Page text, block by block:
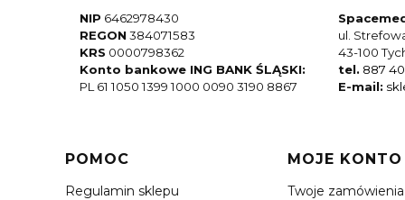
NIP 6462978430
REGON384071583
KRS 0000798362
Konto bankowe ING BANK ŚLĄSKI:
PL 61 1050 1399 1000 0090 3190 8867
ul.
43-100
tel. 887
E-mail:
Linki w stopce
POMOC
Regulamin sklepu
MOJE KONTO
Twoje zamówienia